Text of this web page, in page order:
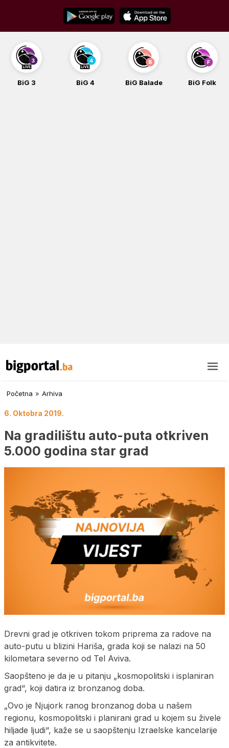
content
BiG 4 BiG Balade BiG Folk BiG iG
Početna » Arhiva
6. Oktobra 2019.
Na gradilištu auto-puta otkriven
5.000 godina star grad
Drevni grad je otkriven tokom priprema za radove na
auto-putu u blizini Hariša, grada koji se nalazi na 50
kilometara severno od Tel Aviva.
Saopšteno je da je u pitanju „kosmopolitski i isplaniran
grad“, koji datira iz bronzanog doba.
„Ovo je Njujork ranog bronzanog doba u našem
regionu, kosmopolitski i planirani grad u kojem su živele
hiljade ljudi“, kaže se u saopštenju Izraelske kancelarije
za antikvitete.